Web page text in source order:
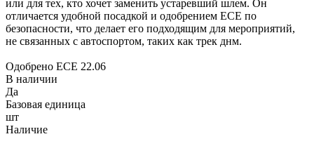
или для тех, кто хочет заменить устаревший шлем. Он
отличается удобной посадкой и одобрением ECE по
безопасности, что делает его подходящим для мероприятий,
не связанных с автоспортом, таких как трек днм.
Одобрено ECE 22.06
В наличии
Да
Базовая единица
шт
Наличие